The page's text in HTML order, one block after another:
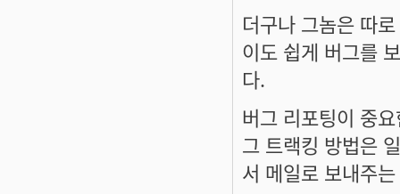
더구나 그놈은 따
이도 쉽게 버그를
다.
버그 리포팅이 중
그 트랙킹 방법은
서 메일로 보내주